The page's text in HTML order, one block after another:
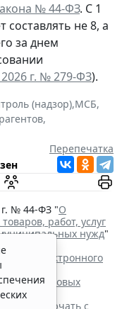
№ 44-ФЗ. С 1
составлять не 8, а
за днем
г. № 279-ФЗ).
(надзор),МСБ,
,
Перепечатка
№ 44-ФЗ "О
работ, услуг
нужд"
электронного
внеплановых
заключать с